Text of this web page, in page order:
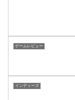
ゲームレビュー
インディーズ